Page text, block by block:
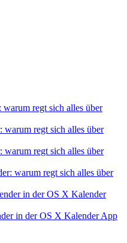
regt sich alles über
warum regt sich alles über
warum regt sich alles über
warum regt sich alles über
in der OS X Kalender
in der OS X Kalender App